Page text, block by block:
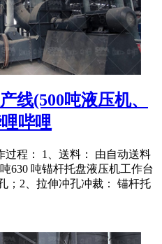
线(500吨液压机、
哔哩
过程： 1、送料： 由自动送料
630 吨锚杆托盘液压机工作台
；2、拉伸冲孔冲裁： 锚杆托